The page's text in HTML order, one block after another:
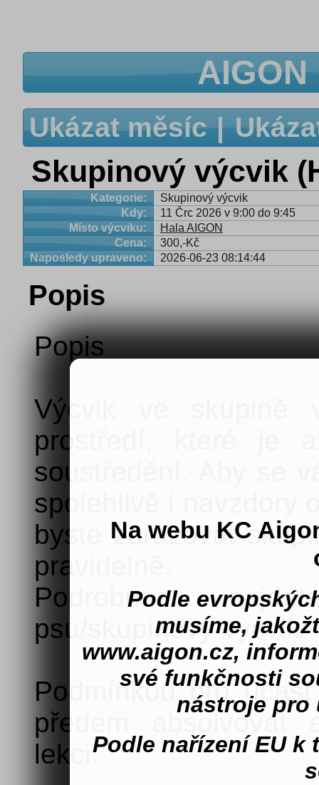
Na webu KC
Podle
musíme,
www.aigon.cz,
své funkčnosti
nástroje pro
Podle nařízení EU k
Ukázat měsíc
Skupinový výcvik
Kategorie:
Skupinový výcvik
Kdy:
11 Črc 2026 v 9:00 do 9:45
Místo výcviku:
Hala AIGON
Cena:
300,-Kč
Naposledy upraveno:
2026-06-23 08:14:44
Popis
Popis
Výcvik ve skupině
prostředí, které je
soustředění. Aby se
spolehlivě i navzdory
byste zařazovat
pravidelně.
Podrobnosti
psu/skupinovy-vycvik/
Podmínkou pro
předem absolvovat
lekci.